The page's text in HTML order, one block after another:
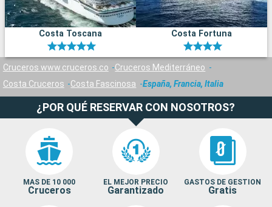
Costa Toscana Costa Fortuna
Cruceros www.cruceros.co
Cruceros Mediterráneo
Costa Cruceros
Costa Fascinosa España, Francia, Italia
¿POR QUÉ RESERVAR CON NOSOTROS?
MAS DE 10 000
Cruceros
EL MEJOR PRECIO
Garantizado
GASTOS DE GESTION
Gratis